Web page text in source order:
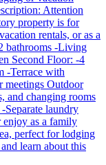
Attention
property is for
rentals, or as a
bathrooms -Living
Second Floor: -4
-Terrace with
meetings Outdoor
and changing rooms
laundry
enjoy as a family
perfect for lodging
learn about this